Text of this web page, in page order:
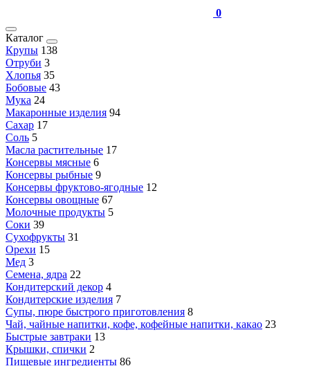
0
Каталог
Крупы 138
Отруби 3
Хлопья 35
Бобовые 43
Мука 24
Макаронные изделия 94
Сахар 17
Соль 5
Масла растительные 17
Консервы мясные 6
Консервы рыбные 9
Консервы фруктово-ягодные 12
Консервы овощные 67
Молочные продукты 5
Соки 39
Сухофрукты 31
Орехи 15
Мед 3
Семена, ядра 22
Кондитерский декор 4
Кондитерские изделия 7
Супы, пюре быстрого приготовления 8
Чай, чайные напитки, кофе, кофейные напитки, какао 23
Быстрые завтраки 13
Крышки, спички 2
Пищевые ингредиенты 86